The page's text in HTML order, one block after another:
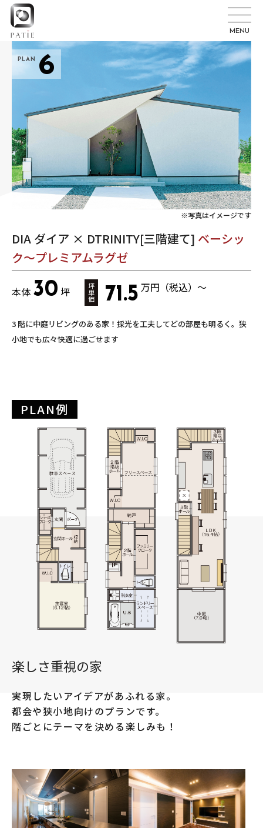
MENU
PLAN 6
※写真はイメージです
DIA ダイア × DTRINITY[三階建て] ベーシッ
ク～プレミアムラグゼ
本体 30 坪 坪
単
価 71.5 万円（税込）～
3 階に中庭リビングのある家！採光を工夫してどの部屋も明るく。狭
小地でも広々快適に過ごせます
PLAN例
楽しさ重視の家
実現したいアイデアがあふれる家。
都会や狭小地向けのプランです。
階ごとにテーマを決める楽しみも！